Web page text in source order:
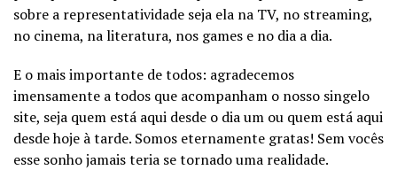
sobre a representatividade seja ela na TV, no streaming,
no cinema, na literatura, nos games e no dia a dia.
E o mais importante de todos: agradecemos
imensamente a todos que acompanham o nosso singelo
site, seja quem está aqui desde o dia um ou quem está aqui
desde hoje à tarde. Somos eternamente gratas! Sem vocês
esse sonho jamais teria se tornado uma realidade.